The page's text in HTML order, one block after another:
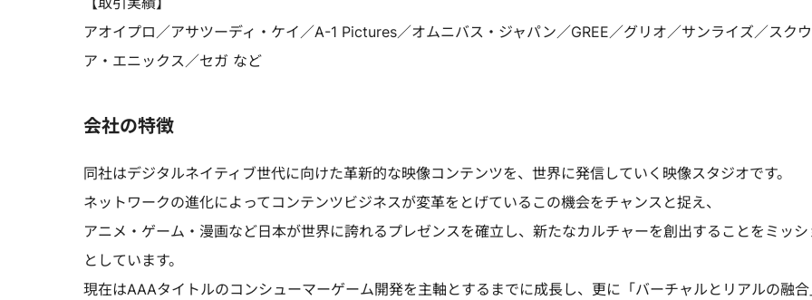
アオイプロ／アサツーディ・ケイ／A-1 Pictures／オムニバス・ジャパン／GREE／グリオ／サンライズ／スク
ア・エニックス／セガ など
会社の特徴
同社はデジタルネイティブ世代に向けた革新的な映像コンテンツを、世界に発信していく映像スタジオです。
ネットワークの進化によってコンテンツビジネスが変革をとげているこの機会をチャンスと捉え、
アニメ・ゲーム・漫画など日本が世界に誇れるプレゼンスを確立し、新たなカルチャーを創出することをミッシ
としています。
現在はAAAタイトルのコンシューマーゲーム開発を主軸とするまでに成長し、更に「バーチャルとリアルの融合